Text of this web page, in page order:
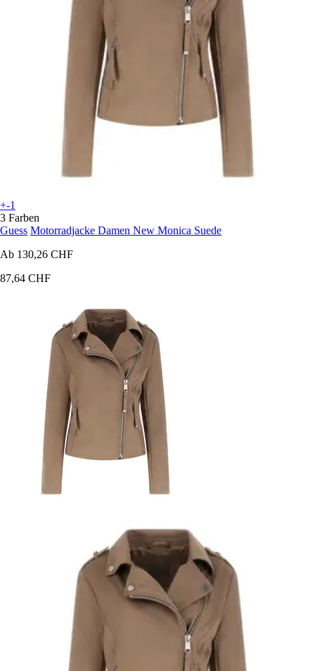
+-1
3 Farben
Guess Motorradjacke Damen New Monica Suede
Ab 130,26 CHF
87,64 CHF